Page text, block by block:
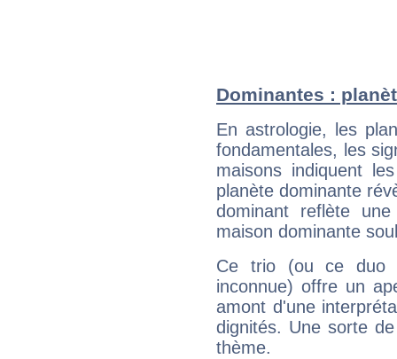
Dominantes :
En astrologie, les
fondamentales, les
maisons indiquent
planète dominante
dominant reflète
maison dominante
Ce trio (ou ce duo
inconnue) offre un
amont d'une
dignités. Une sorte
thème.